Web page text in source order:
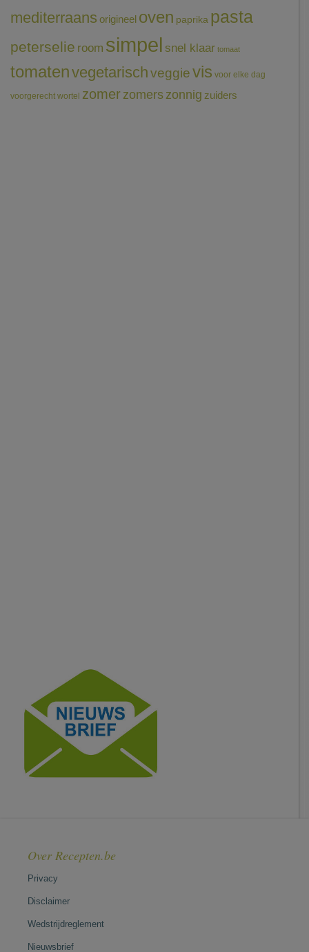
mediterraans origineel oven paprika pasta
peterselie room simpel snel klaar tomaat
tomatenvegetarischveggievis voor elke dag
voorgerecht wortel zomerzomerszonnig zuiders
Over Recepten.be
Privacy
Disclaimer
Wedstrijdreglement
Nieuwsbrief